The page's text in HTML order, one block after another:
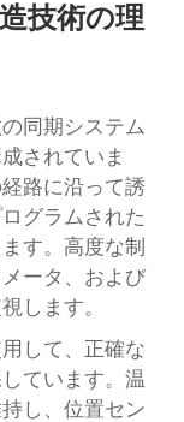
技術の理
同期システム
されていま
路に沿って誘
グラムされた
す。高度な制
ータ、および
します。
して、正確な
ています。温
し、位置セン